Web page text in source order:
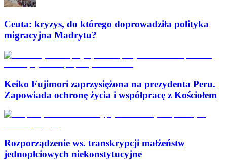
Ceuta: kryzys, do którego doprowadziła polityka
migracyjna Madrytu?
Keiko Fujimori zaprzysiężona na prezydenta Peru.
Zapowiada ochronę życia i współpracę z Kościołem
Rozporządzenie ws. transkrypcji małżeństw
jednopłciowych niekonstytucyjne